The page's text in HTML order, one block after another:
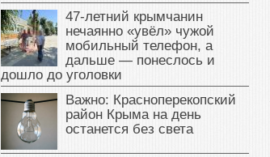
47‑летний крымчанин
нечаянно «увёл» чужой
мобильный телефон, а
дальше — понеслось и
дошло до уголовки
Важно: Красноперекопский
район Крыма на день
останется без света